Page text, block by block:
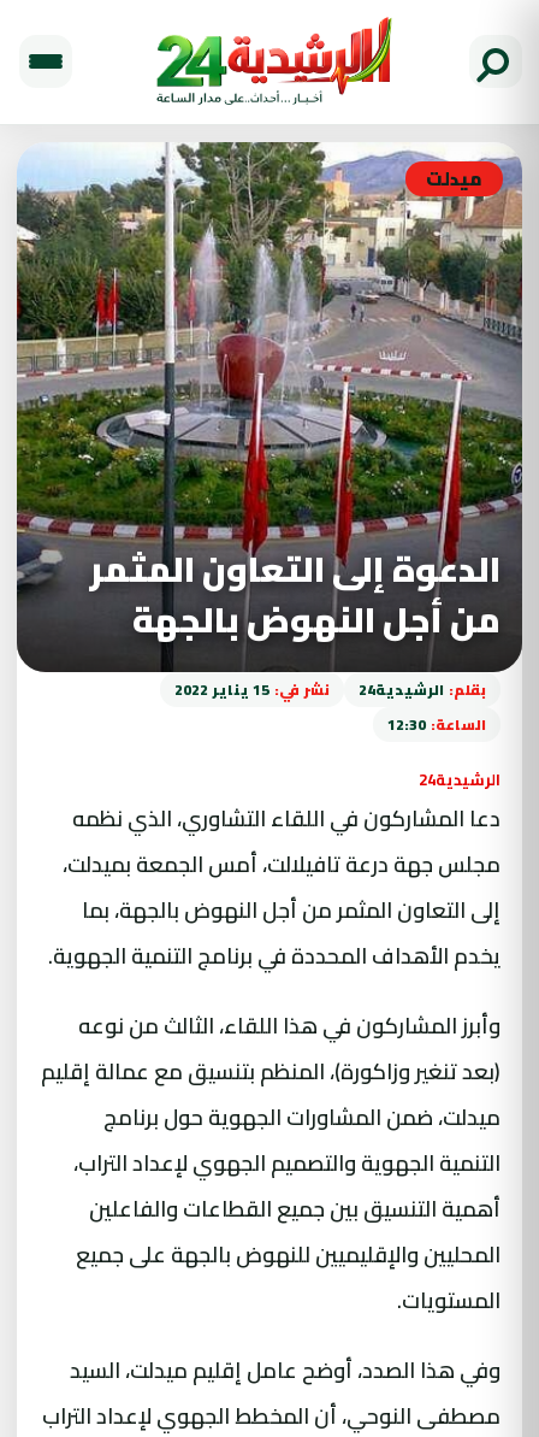
ميدلت
الدعوة إلى التعاون المثمر
من أجل النهوض بالجهة
بقلم: الرشيدية24 نشر في: 15 يناير 2022
الساعة: 12:30
الرشيدية24
دعا المشاركون في اللقاء التشاوري، الذي نظمه
مجلس جهة درعة تافيلالت، أمس الجمعة بميدلت،
إلى التعاون المثمر من أجل النهوض بالجهة، بما
يخدم الأهداف المحددة في برنامج التنمية الجهوية.
وأبرز المشاركون في هذا اللقاء، الثالث من نوعه
(بعد تنغير وزاكورة)، المنظم بتنسيق مع عمالة إقليم
ميدلت، ضمن المشاورات الجهوية حول برنامج
التنمية الجهوية والتصميم الجهوي لإعداد التراب،
أهمية التنسيق بين جميع القطاعات والفاعلين
المحليين والإقليميين للنهوض بالجهة على جميع
المستويات.
وفي هذا الصدد، أوضح عامل إقليم ميدلت، السيد
مصطفى النوحي، أن المخطط الجهوي لإعداد التراب